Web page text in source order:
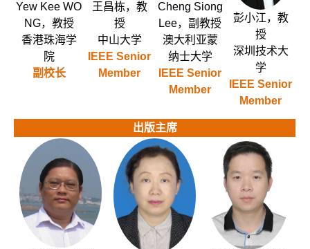
Yew Kee WO
NG，教授
香港珠海学
院
副校长
王昌栋，教
授
中山大学
IEE E Senior
Member
Cheng Siong
Lee，副教授
澳大利亚蒙
纳士大学
IEEE Senior
Member
彭小江，教
授
深圳技术大
学
IEEE Senior
Member
出版主席